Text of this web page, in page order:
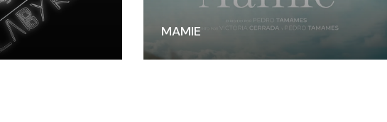
MAMIE